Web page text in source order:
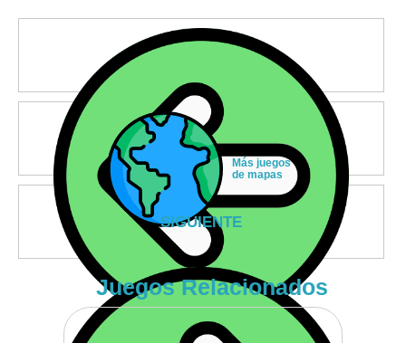
Más juegos
de mapas
SIGUIENTE
Juegos Relacionados